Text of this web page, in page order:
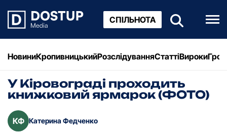
СПІЛЬНОТА
НовиниКропивницькийРозслідуванняСтаттіВироки
У Кіровограді проходить
книжковий ярмарок (ФОТО)
КФ Катерина Федченко